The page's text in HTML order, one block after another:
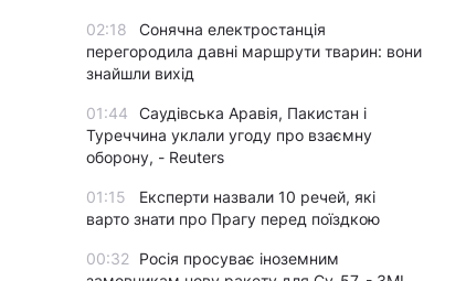
02:18
Сонячна електростанція
перегородила давні маршрути тварин: вони
знайшли вихід
01:44
Саудівська Аравія, Пакистан і
Туреччина уклали угоду про взаємну
оборону, - Reuters
01:15
Експерти назвали 10 речей, які
варто знати про Прагу перед поїздкою
00:32
Росія просуває іноземним